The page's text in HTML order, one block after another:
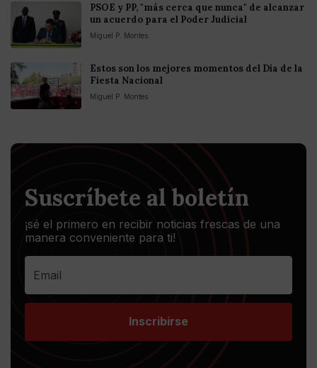
PSOE y PP, "más cerca que nunca" de alcanzar
un acuerdo para el Poder Judicial
Miguel P. Montes
Estos son los mejores momentos del Día de la
Fiesta Nacional
Miguel P. Montes
Suscríbete al boletín
¡sé el primero en recibir noticias frescas de una
manera conveniente para ti!
Inscribirse